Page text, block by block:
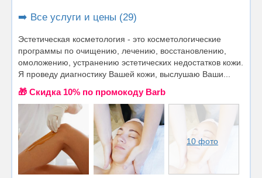
➡️ Все услуги и цены (29)
Эстетическая косметология - это косметологические
программы по очищению, лечению, восстановлению,
омоложению, устранению эстетических недостатков кожи.
Я проведу диагностику Вашей кожи, выслушаю Ваши...
🎁 Cкидка 10% по промокоду Barb
10 фото